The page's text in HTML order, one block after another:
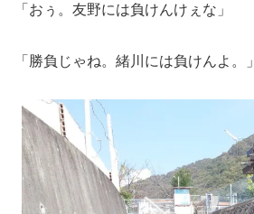
「おぅ。友野には負けんけぇな」
「勝負じゃね。緒川には負けんよ。」